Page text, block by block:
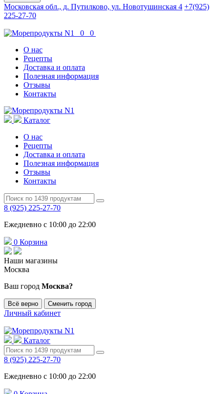
Московская обл., д. Путилково, ул. Новотушинская 4 +7(925)
225-27-70
0
0
О нас
Рецепты
Доставка и оплата
Полезная информация
Отзывы
Контакты
Каталог
О нас
Рецепты
Доставка и оплата
Полезная информация
Отзывы
Контакты
8 (925) 225-27-70
Ежедневно с 10:00 до 22:00
0 Корзина
Наши магазины
Москва
Ваш город Москва?
Всё верно Сменить город
Личный кабинет
Каталог
8 (925) 225-27-70
Ежедневно с 10:00 до 22:00